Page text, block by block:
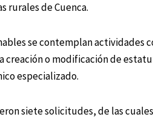
rurales de Cuenca.
se contemplan actividades
creación o modificación de
especializado.
siete solicitudes, de las